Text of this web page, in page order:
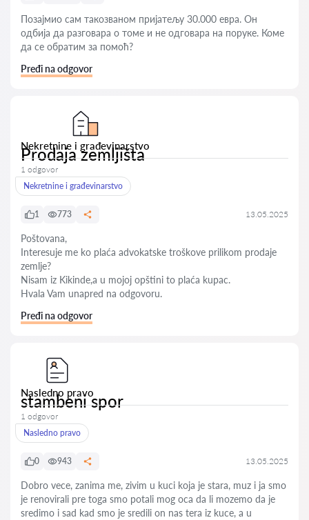
Позајмио сам такозваном пријатељу 30.000 евра. Он
одбија да разговара о томе и не одговара на поруке. Коме
да се обратим за помоћ?
Pređi na odgovor
Nekretnine i građevinarstvo
Prodaja zemljišta
1 odgovor
Nekretnine i građevinarstvo
1 773 13.05.2025
Poštovana,
Interesuje me ko plaća advokatske troškove prilikom prodaje
zemlje?
Nisam iz Kikinde,a u mojoj opštini to plaća kupac.
Hvala Vam unapred na odgovoru.
Pređi na odgovor
Nasledno pravo
stambeni spor
1 odgovor
Nasledno pravo
0 943 13.05.2025
Dobro vece, zanima me, zivim u kuci koja je stara, muz i ja smo
je renovirali pre toga smo potali mog oca da li mozemo da je
sredimo i sad kad smo je sredili on nas tera iz kuce, a u